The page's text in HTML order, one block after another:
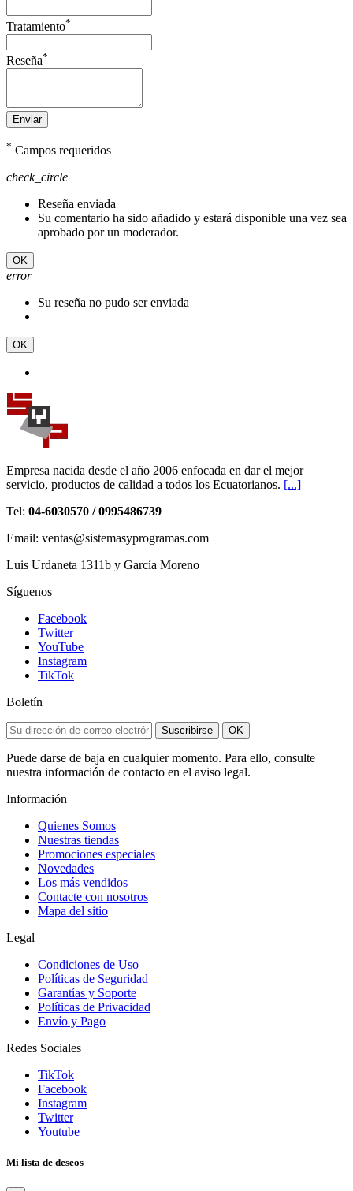
Tratamiento*
Reseña*
Enviar
* Campos requeridos
check_circle
Reseña enviada
Su comentario ha sido añadido y estará disponible una vez sea
aprobado por un moderador.
OK
error
Su reseña no pudo ser enviada
OK
Empresa nacida desde el año 2006 enfocada en dar el mejor
servicio, productos de calidad a todos los Ecuatorianos. [...]
Tel: 04-6030570 / 0995486739
Email: ventas@sistemasyprogramas.com
Luis Urdaneta 1311b y García Moreno
Síguenos
Facebook
Twitter
YouTube
Instagram
TikTok
Boletín
Suscribirse OK
Puede darse de baja en cualquier momento. Para ello, consulte
nuestra información de contacto en el aviso legal.
Información
Quienes Somos
Nuestras tiendas
Promociones especiales
Novedades
Los más vendidos
Contacte con nosotros
Mapa del sitio
Legal
Condiciones de Uso
Políticas de Seguridad
Garantías y Soporte
Políticas de Privacidad
Envío y Pago
Redes Sociales
TikTok
Facebook
Instagram
Twitter
Youtube
Mi lista de deseos